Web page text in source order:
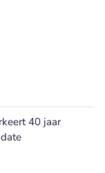
betalen nieuws
40 jaar